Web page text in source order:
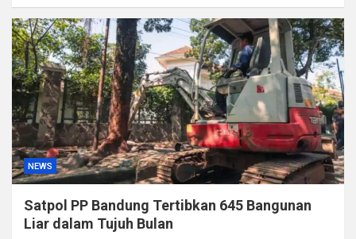
NEWS
Satpol PP Bandung Tertibkan 645 Bangunan
Liar dalam Tujuh Bulan